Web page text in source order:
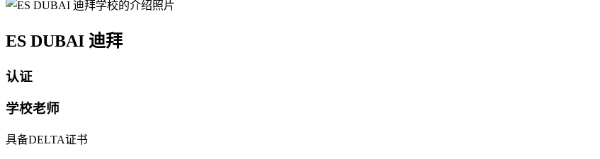
ES DUBAI 迪拜
认证
学校老师
具备DELTA证书